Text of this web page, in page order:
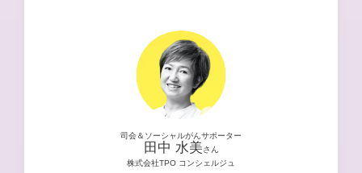
司会＆ソーシャルがんサポーター
田中 水美さん
株式会社TPO コンシェルジュ